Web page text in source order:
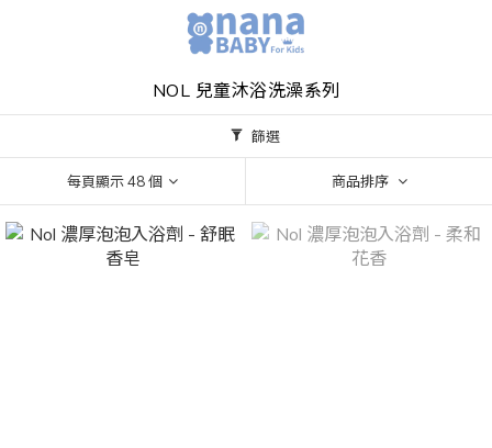
NOL 兒童沐浴洗澡系列
篩選
每頁顯示 48 個 商品排序